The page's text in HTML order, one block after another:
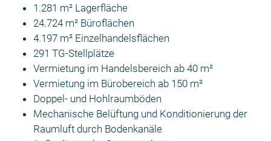
1.281 m² Lagerfläche
24.724 m² Büroflächen
4.197 m² Einzelhandelsflächen
291 TG-Stellplätze
Vermietung im Handelsbereich ab 40 m²
Vermietung im Bürobereich ab 150 m²
Doppel- und Hohlraumböden
Mechanische Belüftung und Konditionierung der
Raumluft durch Bodenkanäle